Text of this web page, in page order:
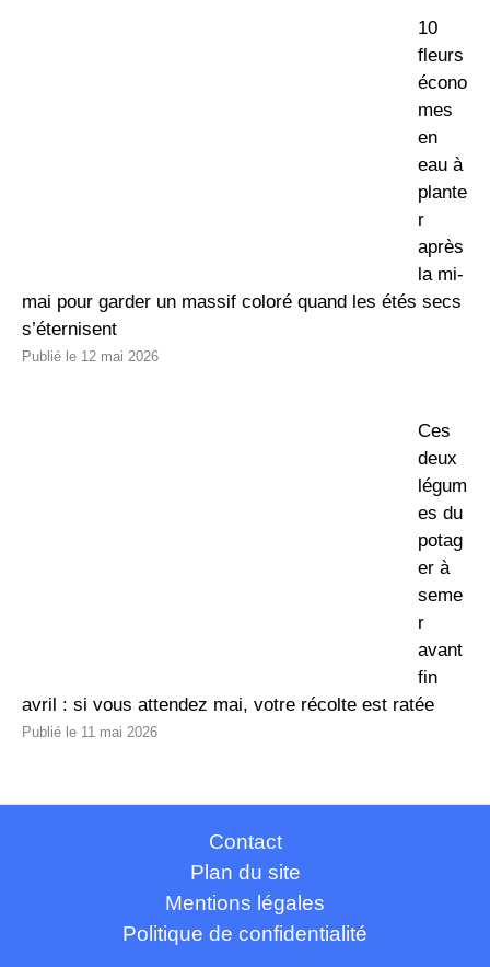
10
fleurs
écono
mes
en
eau à
plante
r
après
la mi-
mai pour garder un massif coloré quand les étés secs
s’éternisent
12 mai 2026
Ces
deux
légum
es du
potag
er à
seme
r
avant
fin
avril : si vous attendez mai, votre récolte est ratée
11 mai 2026
Contact
Plan du site
Mentions légales
Politique de confidentialité